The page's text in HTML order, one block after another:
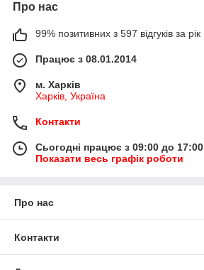
Про нас
99% позитивних з 597 відгуків за рік
Працює з 08.01.2014
м. Харків
Харків, Україна
Контакти
Сьогодні працює з 09:00 до 17:00
Показати весь графік роботи
Про нас
Контакти